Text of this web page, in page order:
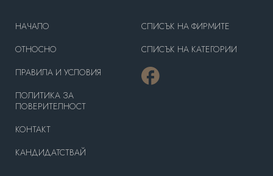
HAЧАЛО
OТНОСНО
ПРАВИЛА И УСЛОВИЯ
ПОЛИТИКА ЗА
ПОВЕРИТЕЛНОСТ
КОНТАКТ
КАНДИДАТСТВАЙ
СПИСЪК НА ФИРМИТЕ
СПИСЪК НА КАТЕГОРИИ